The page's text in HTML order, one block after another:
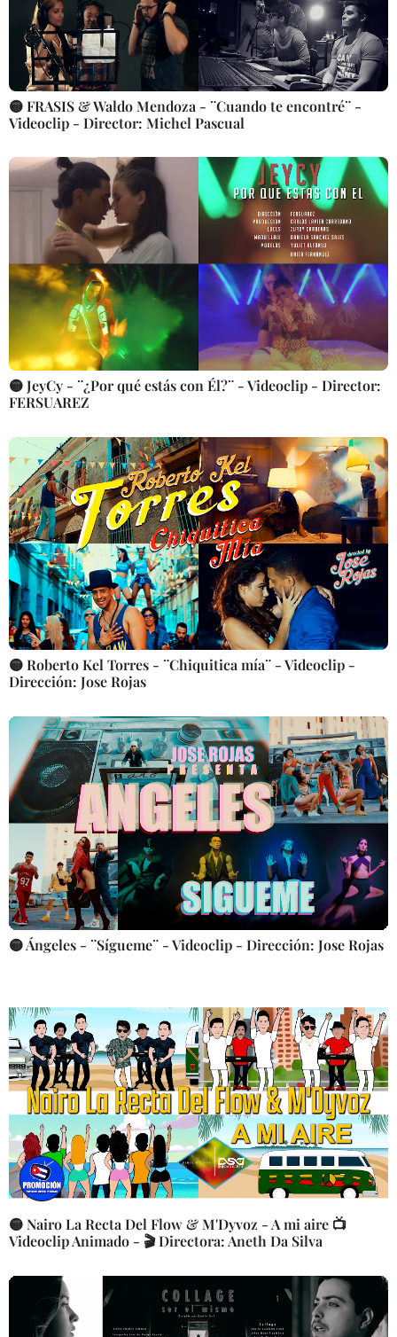
🟡 FRASIS & Waldo Mendoza - ¨Cuando te encontré¨ -
Videoclip - Director: Michel Pascual
🟡 JeyCy - ¨¿Por qué estás con Él?¨ - Videoclip - Director:
FERSUAREZ
🟡 Roberto Kel Torres - ¨Chiquitica mía¨ - Videoclip -
Dirección: Jose Rojas
🟡 Ángeles - ¨Sígueme¨ - Videoclip - Dirección: Jose Rojas
🟡 Nairo La Recta Del Flow & M'Dyvoz - A mi aire 📺
Videoclip Animado - 🎬 Directora: Aneth Da Silva